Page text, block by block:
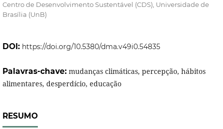
Centro de Desenvolvimento Sustentável (CDS), Universidade de
Brasília (UnB)
DOI: https://doi.org/10.5380/dma.v49i0.54835
Palavras-chave: mudanças climáticas, percepção, hábitos
alimentares, desperdício, educação
RESUMO